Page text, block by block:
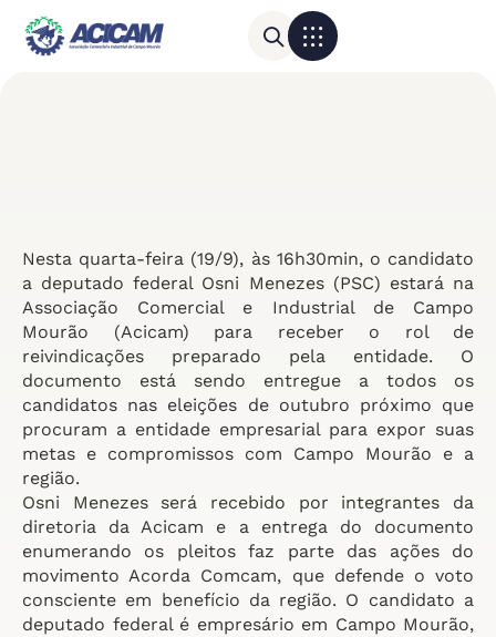
Nesta quarta-feira (19/9), às 16h30min, o candidato
a deputado federal Osni Menezes (PSC) estará na
Associação Comercial e Industrial de Campo
Mourão (Acicam) para receber o rol de
reivindicações preparado pela entidade. O
documento está sendo entregue a todos os
candidatos nas eleições de outubro próximo que
procuram a entidade empresarial para expor suas
metas e compromissos com Campo Mourão e a
região.
Osni Menezes será recebido por integrantes da
diretoria da Acicam e a entrega do documento
enumerando os pleitos faz parte das ações do
movimento Acorda Comcam, que defende o voto
consciente em benefício da região. O candidato a
deputado federal é empresário em Campo Mourão,